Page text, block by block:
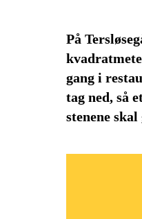
På
gang i
tag ned, så
stenene